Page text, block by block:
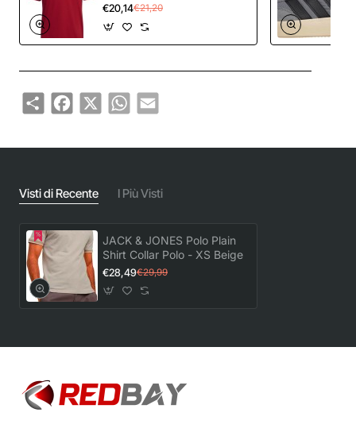
€20,14€21,20
ShareFacebook
X WhatsApp
Email
Visti di Recente I Più Visti
JACK & JONES Polo Plain
Shirt Collar Polo - XS Beige
€28,49€29,99